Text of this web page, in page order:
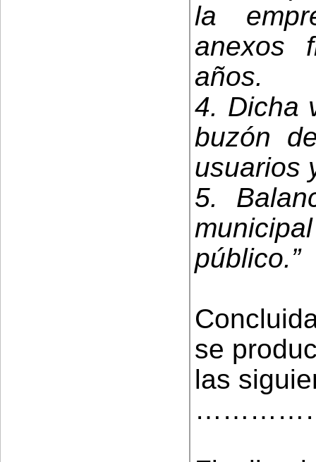
la
anexos
años.
4. Dicha
buzón
usuarios
5.
público.”
se
las